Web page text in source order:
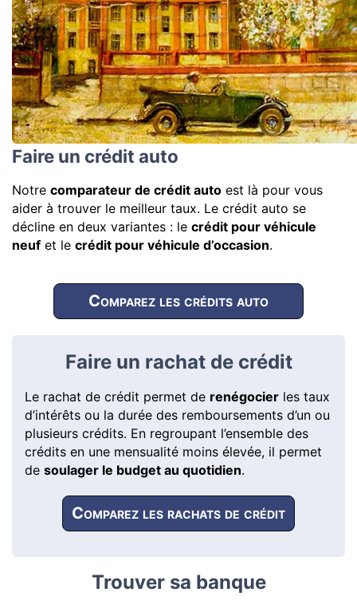
Faire un crédit auto
Notre comparateur de crédit auto est là pour vous
aider à trouver le meilleur taux. Le crédit auto se
décline en deux variantes : le crédit pour véhicule
neuf et le crédit pour véhicule d’occasion.
Comparez les crédits auto
Faire un rachat de crédit
Le rachat de crédit permet de renégocier les taux
d’intérêts ou la durée des remboursements d’un ou
plusieurs crédits. En regroupant l’ensemble des
crédits en une mensualité moins élevée, il permet
de soulager le budget au quotidien.
Comparez les rachats de crédit
Trouver sa banque